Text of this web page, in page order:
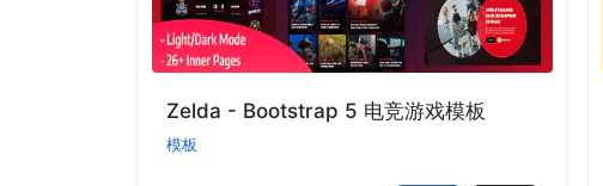
Zelda - Bootstrap 5 电竞游戏模板
模板